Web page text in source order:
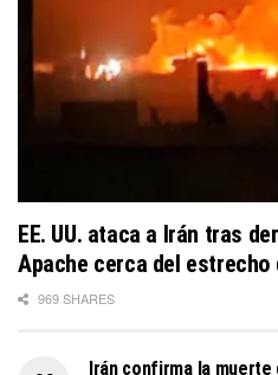
EE. UU. ataca a Irán tras
Apache cerca del estrecho
969 SHARES
Irán confirma la muerte